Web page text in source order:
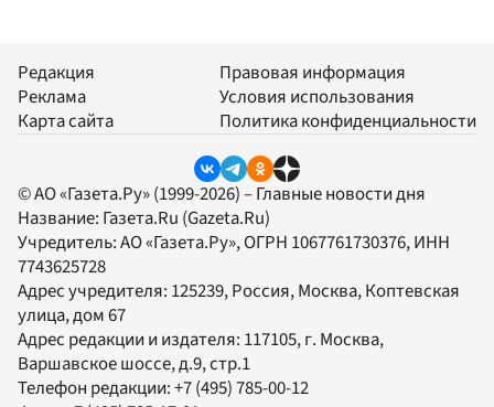
Редакция
Реклама
Карта сайта
Правовая информация
Условия использования
Политика конфиденциальности
© АО «Газета.Ру» (1999-2026) – Главные новости дня
Название: Газета.Ru (Gazeta.Ru)
Учредитель:АО «Газета.Ру», ОГРН 1067761730376, ИНН
7743625728
Адрес учредителя: 125239, Россия, Москва, Коптевская
улица, дом 67
Адрес редакции и издателя: 117105, г. Москва,
Варшавское шоссе, д.9, стр.1
Телефон редакции:+7 (495) 785-00-12